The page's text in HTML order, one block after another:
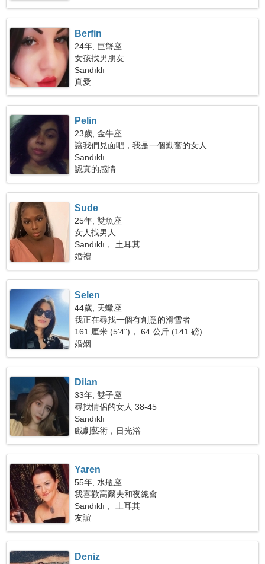
Berfin
24年, 巨蟹座
女孩找男朋友
Sandıklı
真愛
Pelin
23歲, 金牛座
讓我們見面吧，我是一個勤奮的女人
Sandıklı
認真的感情
Sude
25年, 雙魚座
女人找男人
Sandıklı， 土耳其
婚禮
Selen
44歲, 天蠍座
我正在尋找一個有創意的滑雪者
161 厘米 (5'4")， 64 公斤 (141 磅)
婚姻
Dilan
33年, 雙子座
尋找情侶的女人 38-45
Sandıklı
戲劇藝術，日光浴
Yaren
55年, 水瓶座
我喜歡高爾夫和夜總會
Sandıklı， 土耳其
友誼
Deniz